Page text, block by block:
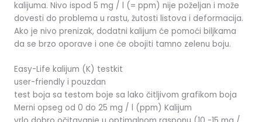
kalijuma. Nivo ispod 5 mg / l (= ppm) nije poželjan i može
dovesti do problema u rastu, žutosti listova i deformacija.
Ako je nivo prenizak, dodatni kalijum će pomoći biljkama
da se brzo oporave i one će obojiti tamno zelenu boju.
Easy-Life kalijum (K) testkit
user-friendly i pouzdan
test boja sa testom boje sa lako čitljivom grafikom boja
Merni opseg od 0 do 25 mg / l (ppm) Kalijum